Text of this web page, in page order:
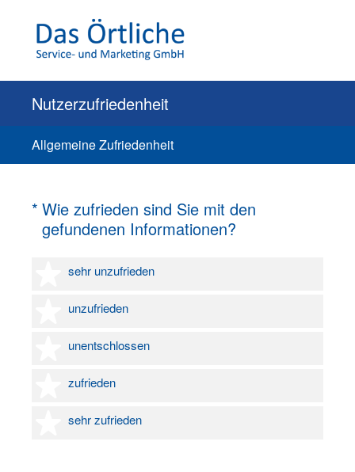
Nutzerzufriedenheit
Allgemeine Zufriedenheit
* Wie zufrieden sind Sie mit den
gefundenen Informationen?
(Erforderlich.)
sehr unzufrieden
1 Stern
unzufrieden
2 Sterne
unentschlossen
3 Sterne
zufrieden
4 Sterne
sehr zufrieden
5 Sterne